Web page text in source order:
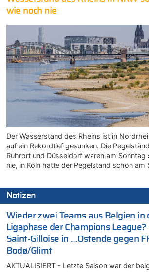
wie noch nie
Der Wasserstand des Rheins ist in
auf ein Rekordtief gesunken. Die
Ruhrort und Düsseldorf waren am Sonntag
nie, in Köln hatte der Pegelstand schon am
Notizen
Wieder zwei Teams aus Belgien in
Ligaphase der Champions League?
Saint-Gilloise in …Ostende gegen
Bodø/Glimt
AKTUALISIERT - Letzte Saison war der